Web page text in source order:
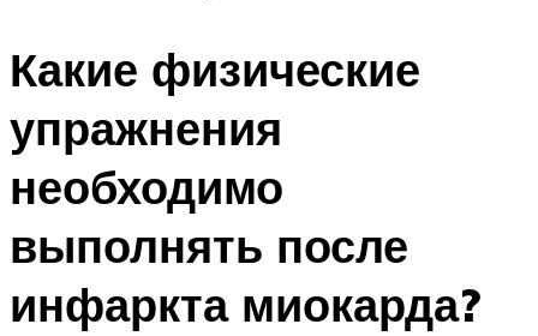
Какие физические
упражнения
необходимо
выполнять после
инфаркта миокарда?